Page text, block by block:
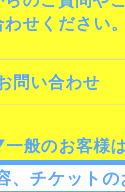
わせください
問い合わせ
般のお客様
、チケット